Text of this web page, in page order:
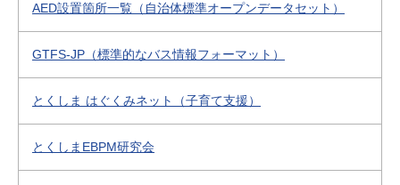
AED設置箇所一覧（自治体標準オープンデータセット）
GTFS-JP（標準的なバス情報フォーマット）
とくしま はぐくみネット（子育て支援）
とくしまEBPM研究会